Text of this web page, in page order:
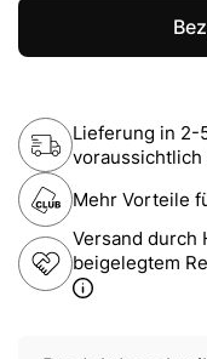
Lieferung in 2-
voraussichtlich
Mehr Vorteile
Versand durch
beigelegtem